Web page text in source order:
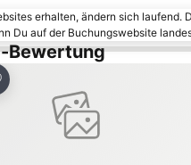
erhalten, ändern sich
Du auf der Buchungswebsite
Bewertung
Favoriten hinzufügen